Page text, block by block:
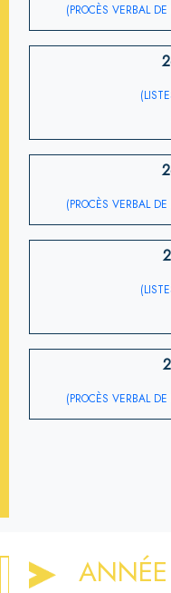
(PROCÈS VERBAL
(PROCÈS VERBAL
(PROCÈS VERBAL